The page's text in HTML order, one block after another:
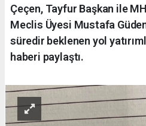
Çeçen, Tayfur Başkan ile
Meclis Üyesi Mustafa
süredir beklenen yol
haberi paylaştı.